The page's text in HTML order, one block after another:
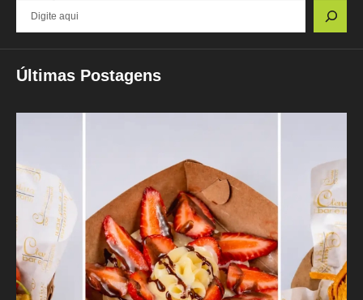
Últimas Postagens